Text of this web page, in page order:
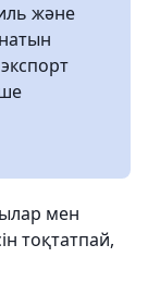
және
мен
тоқтатпай,